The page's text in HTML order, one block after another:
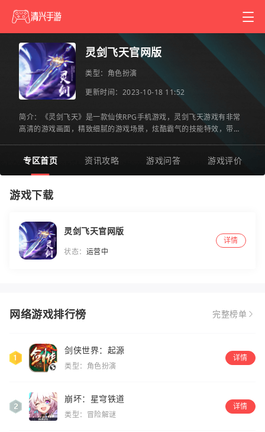
灵剑飞天官网版
类型： 角色扮演
更新时间：2023-10-18 11:52
简介：《灵剑飞天》是一款仙侠RPG手机游戏，灵剑飞天游戏有非常
高清的游戏画面，精致细腻的游戏场景，炫酷霸气的技能特效，带给
专区首页 资讯攻略 游戏问答 游戏评价
游戏下载
灵剑飞天官网版
状态： 运营中
详情
网络游戏排行榜 完整榜单
剑侠世界：起源
类型：角色扮演
详情
崩坏：星穹铁道
类型：冒险解谜
详情